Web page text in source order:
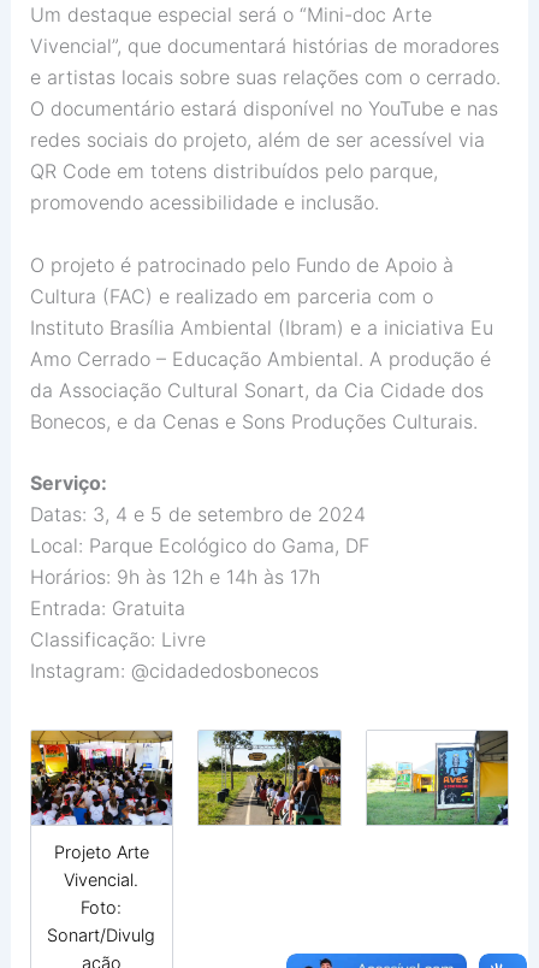
Um destaque especial será o “Mini-doc Arte
Vivencial”, que documentará histórias de moradores
e artistas locais sobre suas relações com o cerrado.
O documentário estará disponível no YouTube e nas
redes sociais do projeto, além de ser acessível via
QR Code em totens distribuídos pelo parque,
promovendo acessibilidade e inclusão.
O projeto é patrocinado pelo Fundo de Apoio à
Cultura (FAC) e realizado em parceria com o
Instituto Brasília Ambiental (Ibram) e a iniciativa Eu
Amo Cerrado – Educação Ambiental. A produção é
da Associação Cultural Sonart, da Cia Cidade dos
Bonecos, e da Cenas e Sons Produções Culturais.
Serviço:
Datas: 3, 4 e 5 de setembro de 2024
Local: Parque Ecológico do Gama, DF
Horários: 9h às 12h e 14h às 17h
Entrada: Gratuita
Classificação: Livre
Instagram: @cidadedosbonecos
Projeto Arte
Vivencial.
Foto:
Sonart/Divulg
ação